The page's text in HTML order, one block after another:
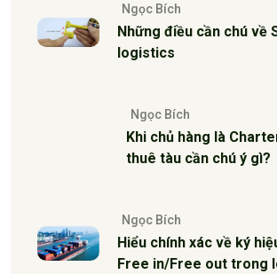
Ngọc Bích
Những điều cần chú về
logistics
Ngọc Bích
Khi chủ hàng là
thuê tàu cần chú ý gì?
Ngọc Bích
Hiểu chính xác về ký
Free in/Free out trong